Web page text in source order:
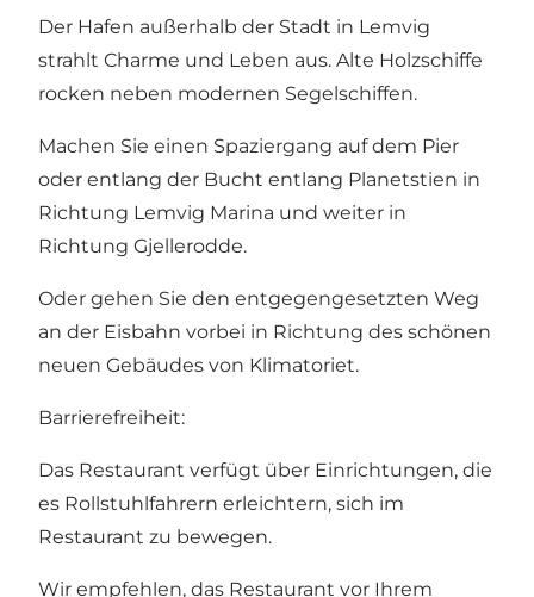
Der Hafen außerhalb der Stadt in Lemvig
strahlt Charme und Leben aus. Alte Holzschiffe
rocken neben modernen Segelschiffen.
Machen Sie einen Spaziergang auf dem Pier
oder entlang der Bucht entlang Planetstien in
Richtung Lemvig Marina und weiter in
Richtung Gjellerodde.
Oder gehen Sie den entgegengesetzten Weg
an der Eisbahn vorbei in Richtung des schönen
neuen Gebäudes von Klimatoriet.
Barrierefreiheit:
Das Restaurant verfügt über Einrichtungen, die
es Rollstuhlfahrern erleichtern, sich im
Restaurant zu bewegen.
Wir empfehlen, das Restaurant vor Ihrem